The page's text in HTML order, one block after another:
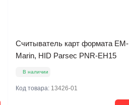
Считыватель карт формата EM-
Marin, HID Parsec PNR-EH15
В наличии
Код товара: 13426-01